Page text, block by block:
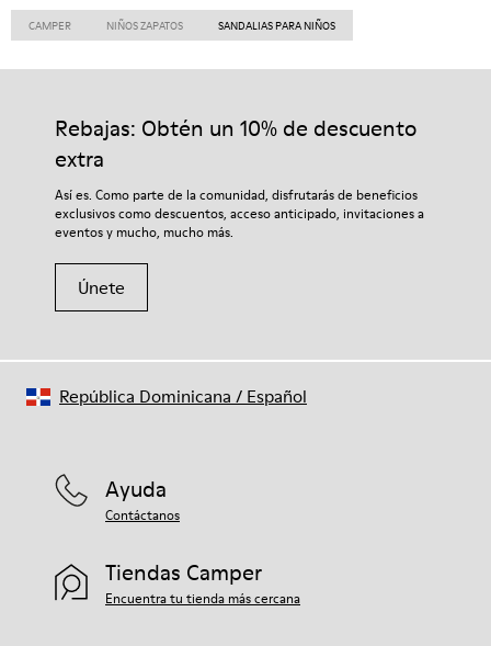
CAMPER NIÑOS ZAPATOS SANDALIAS PARA NIÑOS
Rebajas: Obtén un 10% de descuento
extra
Así es. Como parte de la comunidad, disfrutarás de beneficios
exclusivos como descuentos, acceso anticipado, invitaciones a
eventos y mucho, mucho más.
Únete
Ayuda
Contáctanos
Tiendas Camper
Encuentra tu tienda más cercana
República Dominicana / Español